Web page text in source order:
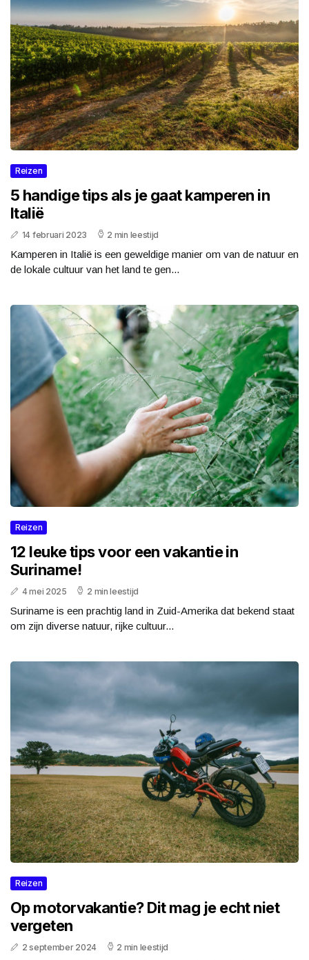
Reizen
5 handige tips als je gaat kamperen in
Italië
14 februari 2023 2 min leestijd
Kamperen in Italië is een geweldige manier om van de natuur en
de lokale cultuur van het land te gen...
Reizen
12 leuke tips voor een vakantie in
Suriname!
4 mei 2025 2 min leestijd
Suriname is een prachtig land in Zuid-Amerika dat bekend staat
om zijn diverse natuur, rijke cultuur...
Reizen
Op motorvakantie? Dit mag je echt niet
vergeten
2 september 2024 2 min leestijd